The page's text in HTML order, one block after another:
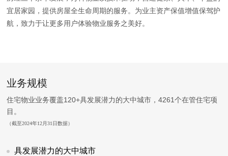
宜居家园，提供房屋全生命周期的服务。为业主资产保值增值保驾护
航，致力于让更多用户体验物业服务之美好。
业务规模
住宅物业业务覆盖120+具发展潜力的大中城市，4261个在管住宅项
目。
（截至2024年12月31日数据）
具发展潜力的大中城市